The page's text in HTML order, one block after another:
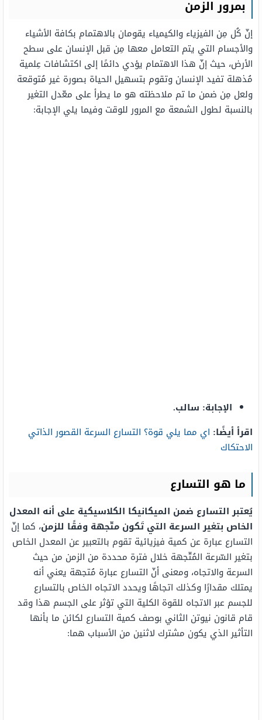
بمرور الزمن
إنّ كُل مِن الفيزياء والكيمياء يقومان بالاهتمام بكافة الأشياء
والأجسام التي يتم التعامل معها مِن قبل الإنسان على سطح
الأرض، حيث إنّ هذا الاهتمام يؤدي دائمًا إلى اكتشافات عِلمية
مُذهلة تفيد الإنسان وتقوم بتسهيل الحياة بصورة غير مُتوقعة
ولعل مِن ضمن ما تم ملاحظته هو ما يطرأ على معّدل التغير
بالنسبة لطول الشمعة مع المرور للوقت وفيما يلي الإجابة:
الإجابة: سالب.
اقرأ أيضًا: اي مما يلي قوة؟ التسارع السرعة القصور الذاتي
الاحتكاك
ما هو التسارع
يُعتبر التسارع ضمن الميكانيكا الكلاسيكية على أنه المعدل
الخاص بتغير السرعة التي تَكون متّجهة وفقًا للزمن، كما إنّ
التسارع عبارة عن كمية فيزيائية تقوم بالتعبير عن المعدل الخاص
بتغير السّرعة المُتّجهة خلال فترة محددة من الزمن من حيث
السرعة والاتجاه، ومعنى أنّ التسارع عبارة مُتجهة يعني أنه
يمتلك مقدارًا وكذلك اتجاهًا ويحدد الاتجاه الخاص بالتسارع
للجسم عبر الاتجاه للقوة الكلية التي تؤثر على الجسم هذا وقد
قام قانون نيوتن الثاني بوصف كمية التسارع لكائن ما بأنها
التأثير الذي يكون مشترك لاثنين من الأسباب هما: